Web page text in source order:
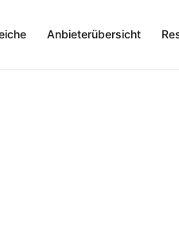
Anbieterübersicht